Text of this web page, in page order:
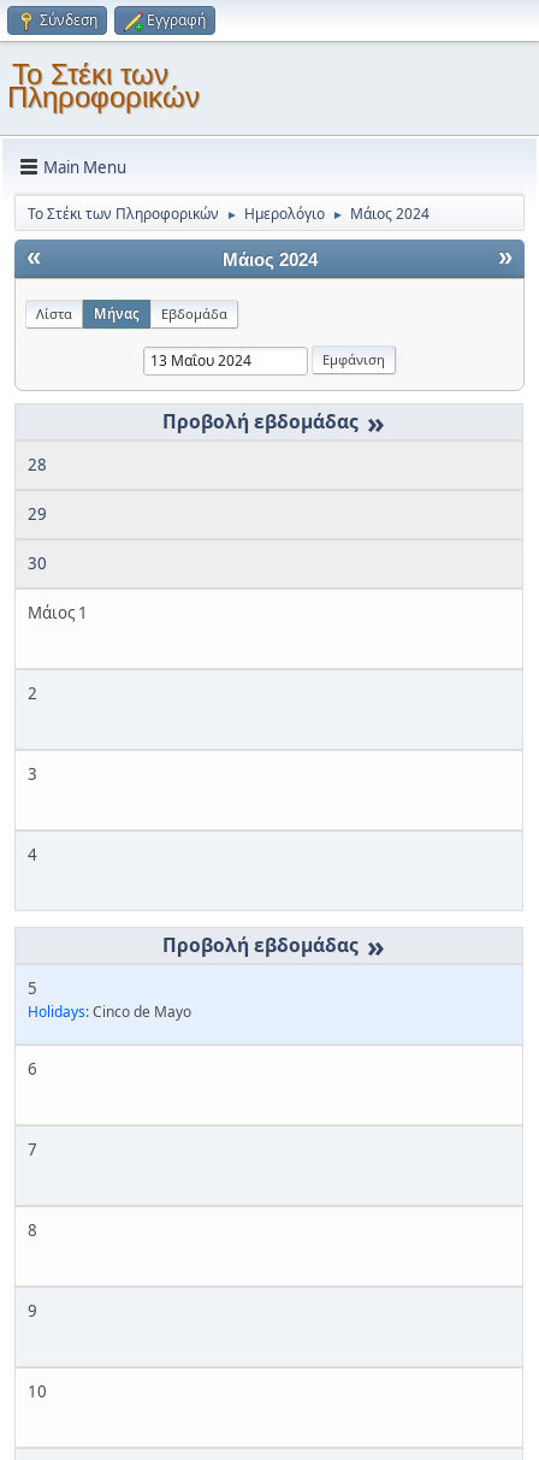
Σύνδεση Εγγραφή
Το Στέκι των
Πληροφορικών
Main Menu
Το Στέκι των Πληροφορικών ► Ημερολόγιο ► Μάιος 2024
« »
Μάιος 2024
Λίστα Μήνας Εβδομάδα
»
28
29
30
Μάιος 1
2
3
4
»
5
Holidays:Cinco de Mayo
6
7
8
9
10